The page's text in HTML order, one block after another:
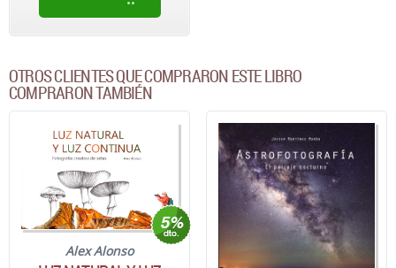
OTROS CLIENTES QUE COMPRARON ESTE LIBRO
COMPRARON TAMBIÉN
Alex Alonso